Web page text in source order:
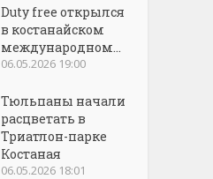
Duty free открылся
в костанайском
международном...
06.05.2026 19:00
Тюльпаны начали
расцветать в
Триатлон-парке
Костаная
06.05.2026 18:01